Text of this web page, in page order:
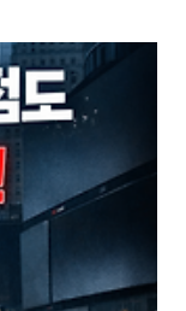
’ 통화스와프
겨두고, 필요할 때
이 미국과 통화
앙은행에서 달러
이 없..